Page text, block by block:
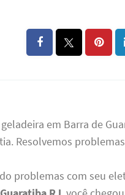
em Barra de
Resolvemos
problemas com seu